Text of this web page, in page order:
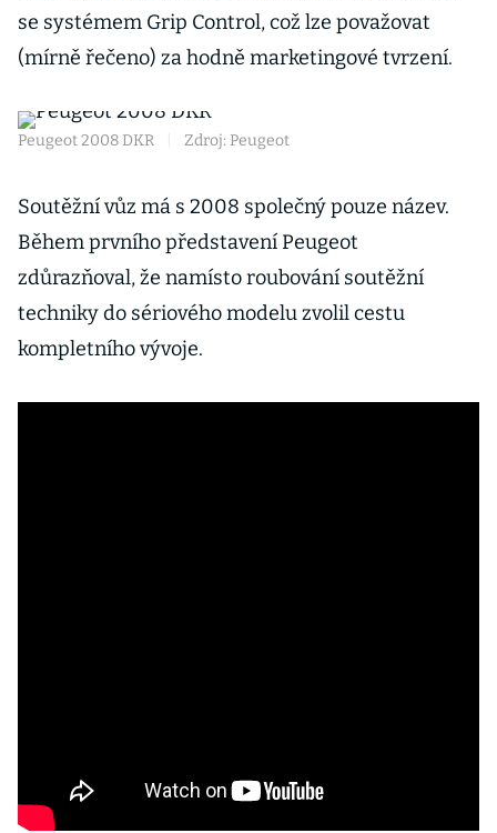
se systémem Grip Control, což lze považovat
(mírně řečeno) za hodně marketingové tvrzení.
Peugeot 2008 DKR Zdroj: Peugeot
Soutěžní vůz má s 2008 společný pouze název.
Během prvního představení Peugeot
zdůrazňoval, že namísto roubování soutěžní
techniky do sériového modelu zvolil cestu
kompletního vývoje.